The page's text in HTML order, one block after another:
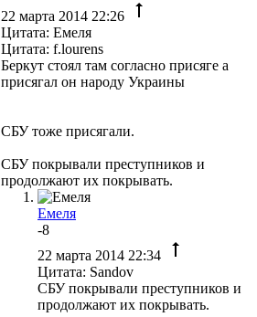
22 марта 2014 22:26
Цитата: Емеля
Цитата: f.lourens
Беркут стоял там согласно присяге а
присягал он народу Украины
СБУ тоже присягали.
СБУ покрывали преступников и
продолжают их покрывать.
Емеля
-8
22 марта 2014 22:34
Цитата: Sandov
СБУ покрывали преступников и
продолжают их покрывать.